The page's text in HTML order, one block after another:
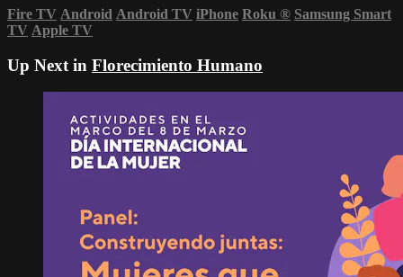
Fire TV Android Android TV iPhone Roku ® Samsung Smart
TV Apple TV
Up Next in Florecimiento Humano